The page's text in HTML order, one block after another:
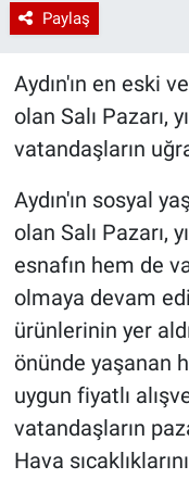
Paylaş
Aydın'ın en eski
olan Salı Pazarı,
vatandaşların
Aydın'ın sosyal
olan Salı Pazarı,
esnafın hem de
olmaya devam
ürünlerinin yer
önünde yaşanan
uygun fiyatlı
vatandaşların
Hava